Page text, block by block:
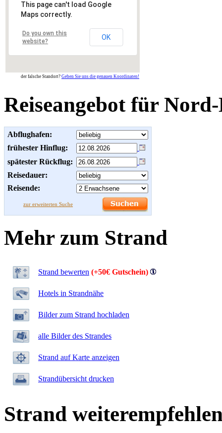
This page can't load Google
Maps correctly.
Do you own this
website?
OK
der falsche Standort? Geben Sie uns die genauen Koordinaten!
Reiseangebot für
Abflughafen:
frühester Hinflug:
spätester Rückflug:
Reisedauer:
Reisende:
zur erweiterten Suche
Mehr zum Strand
Strand bewerten (+50€ Gutschein)
Hotels in Strandnähe
Bilder zum Strand hochladen
alle Bilder des Strandes
Strand auf Karte anzeigen
Strandübersicht drucken
Strand